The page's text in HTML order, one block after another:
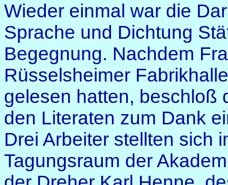
Wieder einmal war die
Sprache und Dichtung
Begegnung. Nachdem
Rüsselsheimer
gelesen hatten, beschloß
den Literaten zum Dank
Drei Arbeiter stellten sich
Tagungsraum der